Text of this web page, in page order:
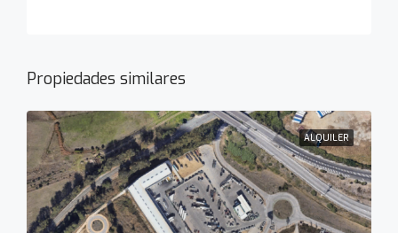
Propiedades similares
ALQUILER